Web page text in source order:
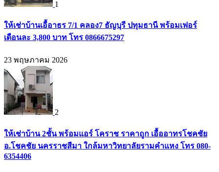
1
ให้เช่าบ้านเอื้อาธร 7/1 คลอง7 ธัญบุรี ปทุมธานี พร้อมเฟอร์
เดือนละ 3,800 บาท โทร 0866675297
23 พฤษภาคม 2026
2
ให้เช่าบ้าน 2ชั้น พร้อมแอร์ โคราช ราคาถูก เอื้ออาทรโชคชัย
อ.โชคชัย นครราชสีมา ใกล้มหาวิทยาลัยรามคำแหง โทร 080-
6354406